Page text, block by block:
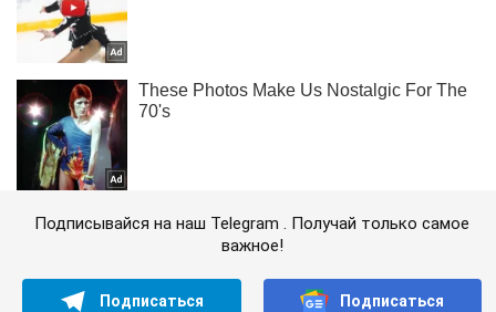
Подписывайся на наш Telegram . Получай только самое
важное!
Подписаться Подписаться